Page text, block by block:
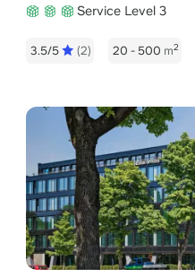
Service Level 3
3.5/5 (2) 20 - 500 m2